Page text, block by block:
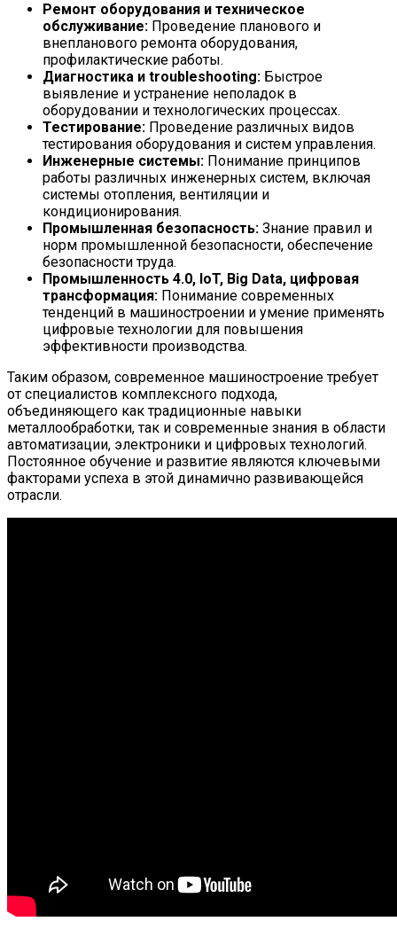
Ремонт оборудования и техническое
обслуживание: Проведение планового и
внепланового ремонта оборудования,
профилактические работы.
Диагностика и troubleshooting: Быстрое
выявление и устранение неполадок в
оборудовании и технологических процессах.
Тестирование: Проведение различных видов
тестирования оборудования и систем управления.
Инженерные системы: Понимание принципов
работы различных инженерных систем, включая
системы отопления, вентиляции и
кондиционирования.
Промышленная безопасность: Знание правил и
норм промышленной безопасности, обеспечение
безопасности труда.
Промышленность 4.0, IoT, Big Data, цифровая
трансформация: Понимание современных
тенденций в машиностроении и умение применять
цифровые технологии для повышения
эффективности производства.
Таким образом, современное машиностроение требует
от специалистов комплексного подхода,
объединяющего как традиционные навыки
металлообработки, так и современные знания в области
автоматизации, электроники и цифровых технологий.
Постоянное обучение и развитие являются ключевыми
факторами успеха в этой динамично развивающейся
отрасли.